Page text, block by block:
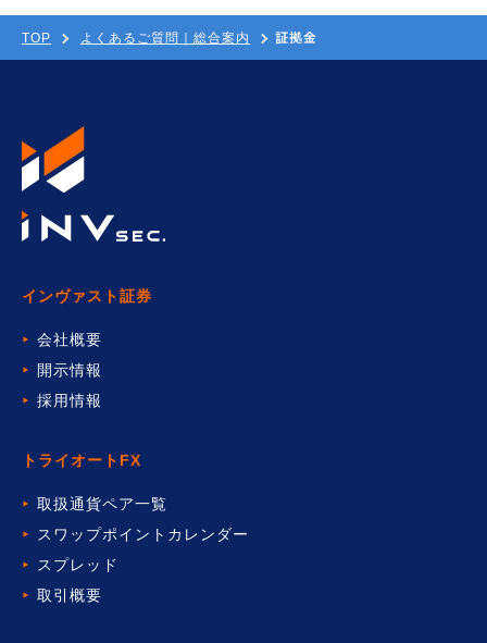
TOP よくあるご質問｜総合案内 証拠金
インヴァスト証券
会社概要
開示情報
採用情報
トライオートFX
取扱通貨ペア一覧
スワップポイントカレンダー
スプレッド
取引概要